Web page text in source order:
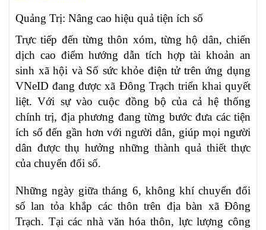
Quảng Trị: Nâng cao hiệu quả tiện ích số
Trực tiếp đến từng thôn xóm, từng hộ dân, chiến
dịch cao điểm hướng dẫn tích hợp tài khoản an
sinh xã hội và Sổ sức khỏe điện tử trên ứng dụng
VNeID đang được xã Đông Trạch triển khai quyết
liệt. Với sự vào cuộc đồng bộ của cả hệ thống
chính trị, địa phương đang từng bước đưa các tiện
ích số đến gần hơn với người dân, giúp mọi người
dân được thụ hưởng những thành quả thiết thực
của chuyển đổi số.
Những ngày giữa tháng 6, không khí chuyển đổi
số lan tỏa khắp các thôn trên địa bàn xã Đông
Trạch. Tại các nhà văn hóa thôn, lực lượng công